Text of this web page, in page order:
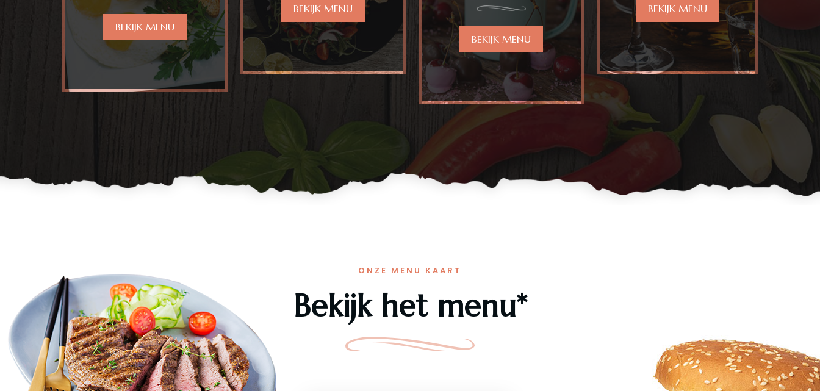
BEKIJK MENU
BEKIJK MENU
BEKIJK MENU
BEKIJK MENU
ONZE MENU KAART
Bekijk het menu*